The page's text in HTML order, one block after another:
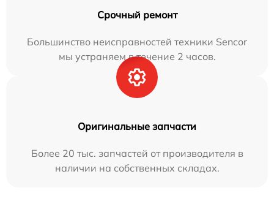
Срочный ремонт
Большинство неисправностей техники Sencor
мы устраняем в течение 2 часов.
Оригинальные запчасти
Более 20 тыс. запчастей от производителя в
наличии на собственных складах.